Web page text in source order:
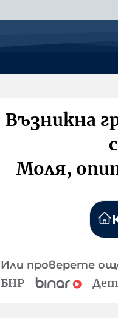
Възникна
Моля,
Или проверете
БНР